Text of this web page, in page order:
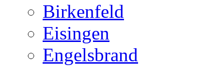
Birkenfeld
Eisingen
Engelsbrand